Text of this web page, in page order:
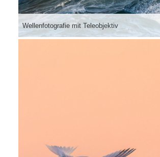
Wellenfotografie mit Teleobjektiv